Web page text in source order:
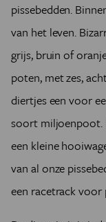
pissebedden.
van het leven.
grijs, bruin of
poten, met zes,
diertjes een voor
soort miljoenpoot.
een kleine
van al onze
een racetrack voor